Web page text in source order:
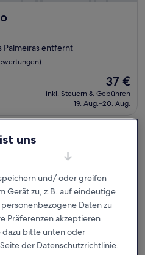
Palmeiras entfernt
Der
Preis
beträgt
37 €
inkl. Steuern & Gebühren
19. Aug.–20. Aug.
uns
und/ oder greifen
Gerät zu, z.B. auf eindeutige
Daten zu
Präferenzen akzeptieren
dazu bitte unten oder
der Datenschutzrichtlinie.